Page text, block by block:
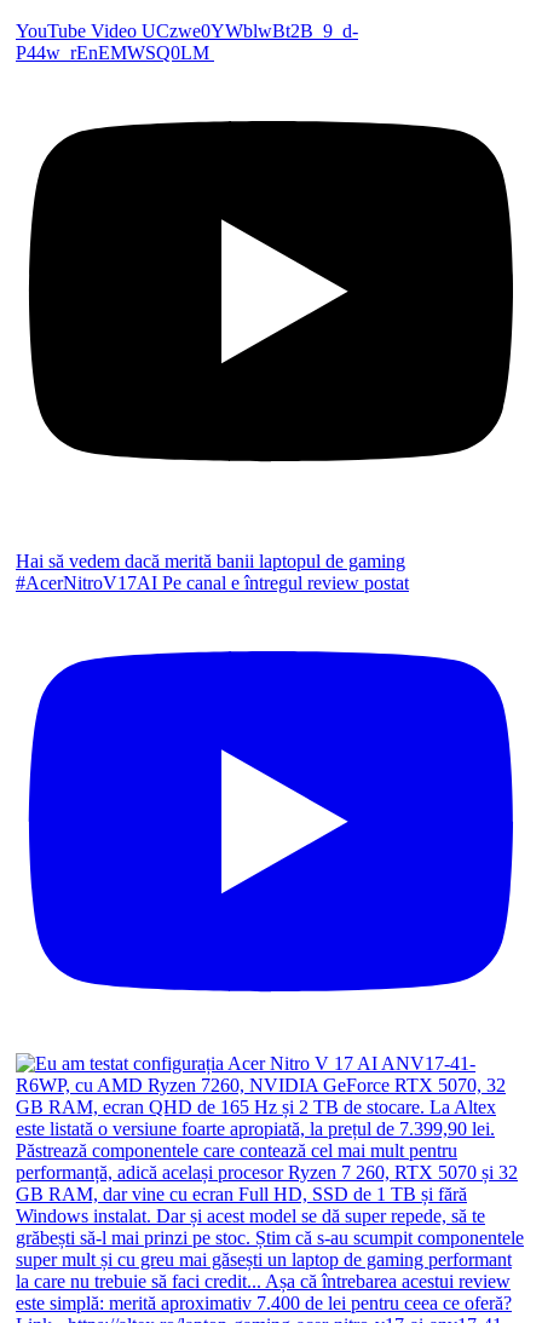
YouTube Video UCzwe0YWblwBt2B_9_d-
P44w_rEnEMWSQ0LM
Hai să vedem dacă merită banii laptopul de gaming
#AcerNitroV17AI Pe canal e întregul review postat